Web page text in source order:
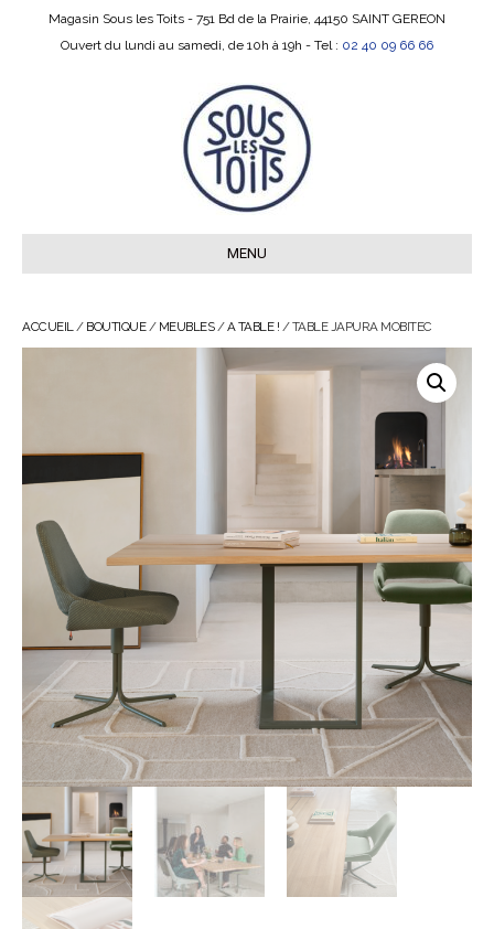
Magasin Sous les Toits - 751 Bd de la Prairie, 44150 SAINT GEREON
Ouvert du lundi au samedi, de 10h à 19h - Tel : 02 40 09 66 66
MENU
ACCUEIL/ BOUTIQUE/ MEUBLES/A TABLE ! / TABLE JAPURA MOBITEC